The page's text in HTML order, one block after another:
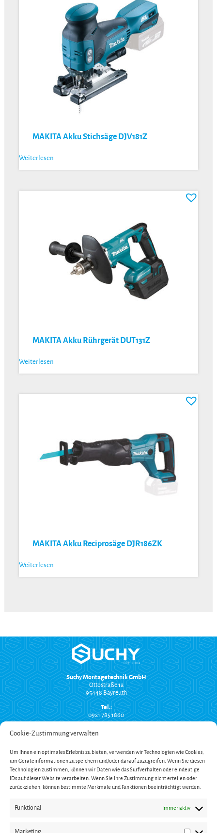
Cookie-Zustimmung verwalten
Um Ihnen ein optimales Erlebnis zu bieten, verwenden wir Technologien wie Cookies,
um Geräteinformationen zu speichern und/oder darauf zuzugreifen. Wenn Sie diesen
Technologien zustimmen, können wir Daten wie das Surfverhalten oder eindeutige
IDs auf dieser Website verarbeiten. Wenn Sie Ihre Zustimmung nicht erteilen oder
zurückziehen, können bestimmte Merkmale und Funktionen beeinträchtigt werden.
Funktional Immer aktiv
Marketing
MAKITA Akku Stichsäge DJV181Z
Weiterlesen
MAKITA Akku Rührgerät DUT131Z
Weiterlesen
MAKITA Akku Reciprosäge DJR186ZK
Weiterlesen
Suchy Montagetechnik GmbH
Ottostraße 1a
95448 Bayreuth
Tel.:
0921 785 1860
info@suchy-montagetechnik.de
Versand und Zahlung
AGB
Widerrufsbelehrung
Impressum
Datenschutzerklärung